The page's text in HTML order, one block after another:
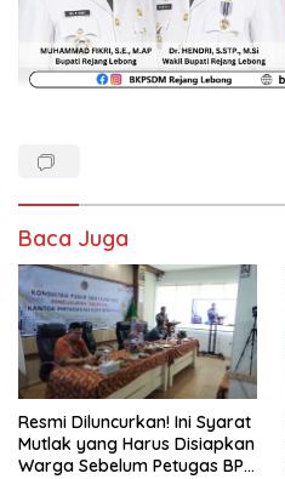
Baca Juga
Resmi Diluncurkan! Ini Syarat
Mutlak yang Harus Disiapkan
Warga Sebelum Petugas BPN